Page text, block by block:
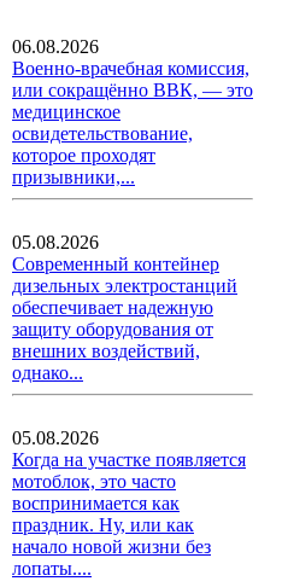
06.08.2026
Военно-врачебная комиссия,
или сокращённо ВВК, — это
медицинское
освидетельствование,
которое проходят
призывники,...
05.08.2026
Современный контейнер
дизельных электростанций
обеспечивает надежную
защиту оборудования от
внешних воздействий,
однако...
05.08.2026
Когда на участке появляется
мотоблок, это часто
воспринимается как
праздник. Ну, или как
начало новой жизни без
лопаты....